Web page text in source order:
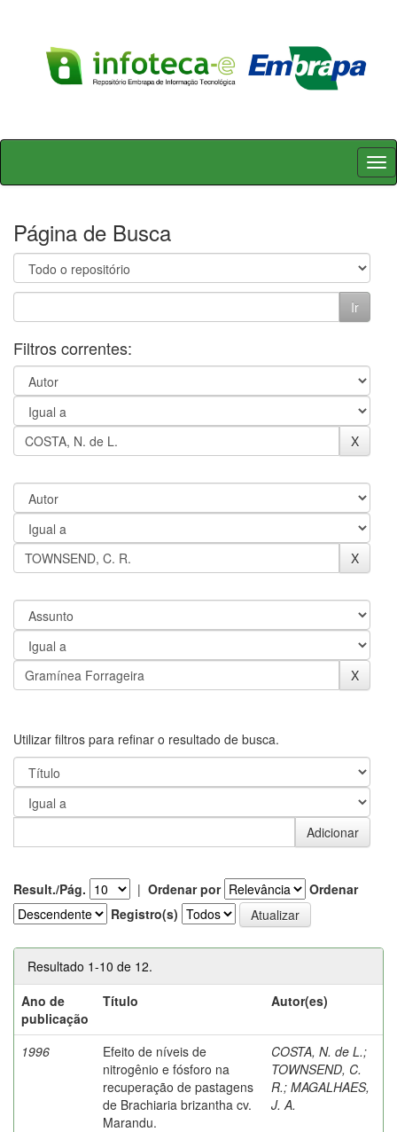
Skip
Página de Busca
Filtros correntes:
Utilizar filtros para refinar o resultado de busca.
Result./Pág. | Ordenar por
Ordenar
Registro(s)
Resultado 1-10 de 12.
Ano de
publicação
Título Autor(es)
1996
Efeito de níveis de
nitrogênio e fósforo na
recuperação de pastagens
de Brachiaria brizantha cv.
Marandu.
COSTA, N. de L.;
TOWNSEND, C.
R.; MAGALHAES,
J. A.